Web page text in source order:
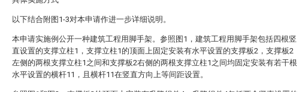
以下结合附图1-3对本申请作进一步详细说明。
本申请实施例公开一种建筑工程用脚手架。参照图1，建筑工程用脚手架包括四根竖
直设置的支撑立柱1，支撑立柱1的顶面上固定安装有水平设置的支撑板2，支撑板2
左侧的两根支撑立柱1之间和支撑板2右侧的两根支撑立柱1之间均固定安装有若干根
水平设置的横杆11，且横杆11在竖直方向上等间距设置。